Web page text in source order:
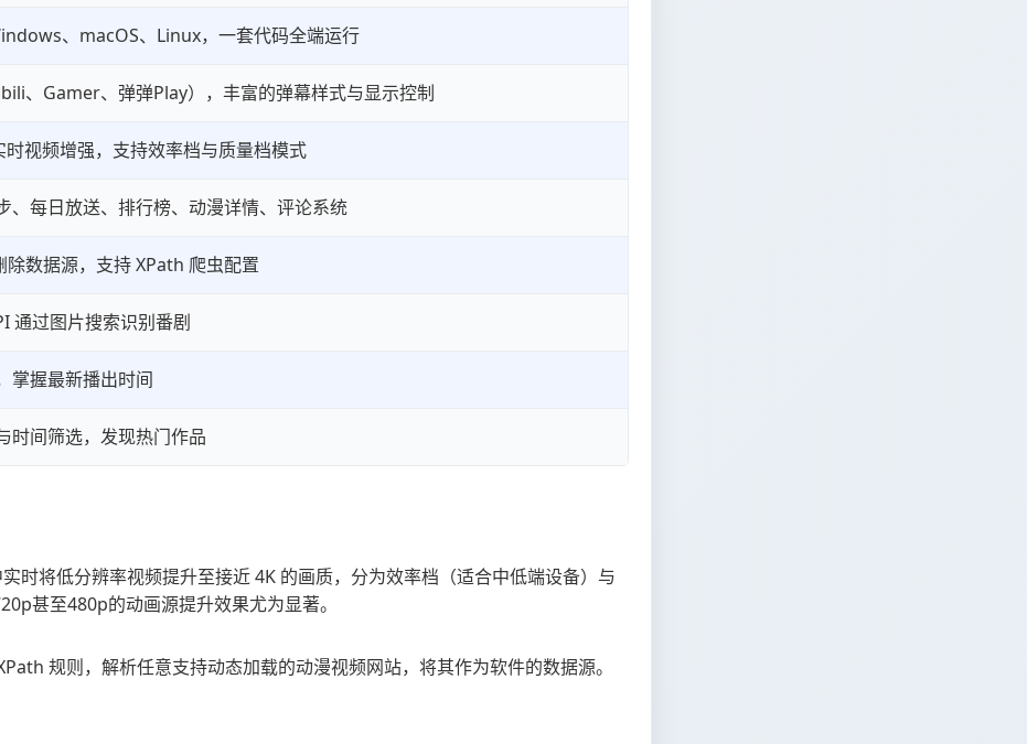
、macOS、Linux，一套代码全端运行
、Gamer、弹弹Play），丰富的弹幕样式与显示控制
视频增强，支持效率档与质量档模式
、每日放送、排行榜、动漫详情、评论系统
数据源，支持 XPath 爬虫配置
通过图片搜索识别番剧
掌握最新播出时间
时间筛选，发现热门作品
时将低分辨率视频提升至接近 4K 的画质，分为效率档（适合中低端设备）与
甚至480p的动画源提升效果尤为显著。
规则，解析任意支持动态加载的动漫视频网站，将其作为软件的数据源。